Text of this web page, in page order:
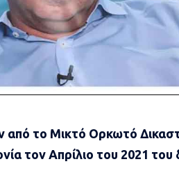
το Μικτό Ορκωτό
τον Απρίλιο του 2021